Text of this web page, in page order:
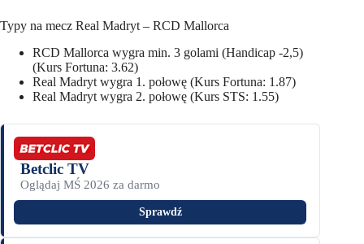
Typy na mecz Real Madryt – RCD Mallorca
RCD Mallorca wygra min. 3 golami (Handicap -2,5)
(Kurs Fortuna: 3.62)
Real Madryt wygra 1. połowę (Kurs Fortuna: 1.87)
Real Madryt wygra 2. połowę (Kurs STS: 1.55)
Betclic TV
Oglądaj MŚ 2026 za darmo
Sprawdź